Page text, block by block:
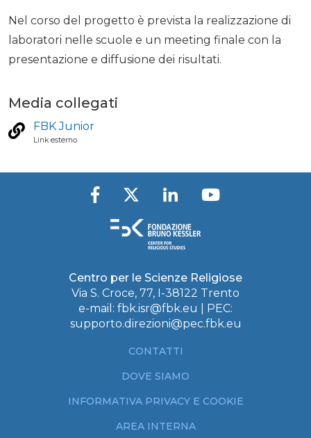
Nel corso del progetto è prevista la realizzazione di
laboratori nelle scuole e un meeting finale con la
presentazione e diffusione dei risultati.
Media collegati
FBK Junior
Link esterno
Centro per le Scienze Religiose
Via S. Croce, 77, I-38122 Trento
e-mail: fbk.isr@fbk.eu
| PEC:
supporto.direzioni@pec.fbk.eu
CONTATTI
DOVE SIAMO
INFORMATIVA PRIVACY E COOKIE
AREA INTERNA